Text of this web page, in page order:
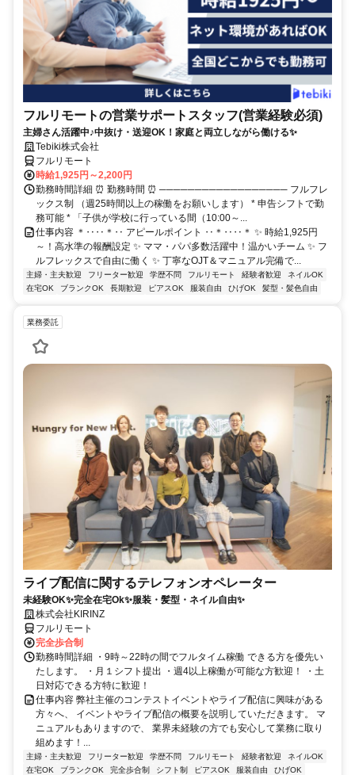
フルリモートの営業サポートスタッフ(営業経験必須)
主婦さん活躍中♪中抜け・送迎OK！家庭と両立しながら働ける✨
Tebiki株式会社
フルリモート
時給1,925円～2,200円
勤務時間詳細 ⏰ 勤務時間 ⏰ ────────────────── フルフレ
ックス制 （週25時間以上の稼働をお願いします） * 申告シフトで勤
務可能 * 「子供が学校に行っている間（10:00～...
仕事内容 ＊‥‥＊‥ アピールポイント ‥＊‥‥＊ ✨ 時給1,925円
～！高水準の報酬設定 ✨ ママ・パパ多数活躍中！温かいチーム ✨ フ
ルフレックスで自由に働く ✨ 丁寧なOJT＆マニュアル完備で...
主婦・主夫歓迎 フリーター歓迎 学歴不問 フルリモート 経験者歓迎
ネイルOK
在宅OK
ブランクOK 長期歓迎 ピアスOK 服装自由 ひげOK 髪型・髪色自由
業務委託
ライブ配信に関するテレフォンオペレーター
未経験OK✨完全在宅Ok✨服装・髪型・ネイル自由✨
株式会社KIRINZ
フルリモート
完全歩合制
勤務時間詳細 ・9時～22時の間でフルタイム稼働 できる方を優先い
たします。 ・月１シフト提出 ・週4以上稼働が可能な方歓迎！ ・土
日対応できる方特に歓迎！
仕事内容 弊社主催のコンテストイベントやライブ配信に興味がある
方々へ、 イベントやライブ配信の概要を説明していただきます。 マ
ニュアルもありますので、 業界未経験の方でも安心して業務に取り
組めます！...
主婦・主夫歓迎 フリーター歓迎 学歴不問 フルリモート 経験者歓迎
ネイルOK
在宅OK
ブランクOK 完全歩合制 シフト制 ピアスOK 服装自由
ひげOK